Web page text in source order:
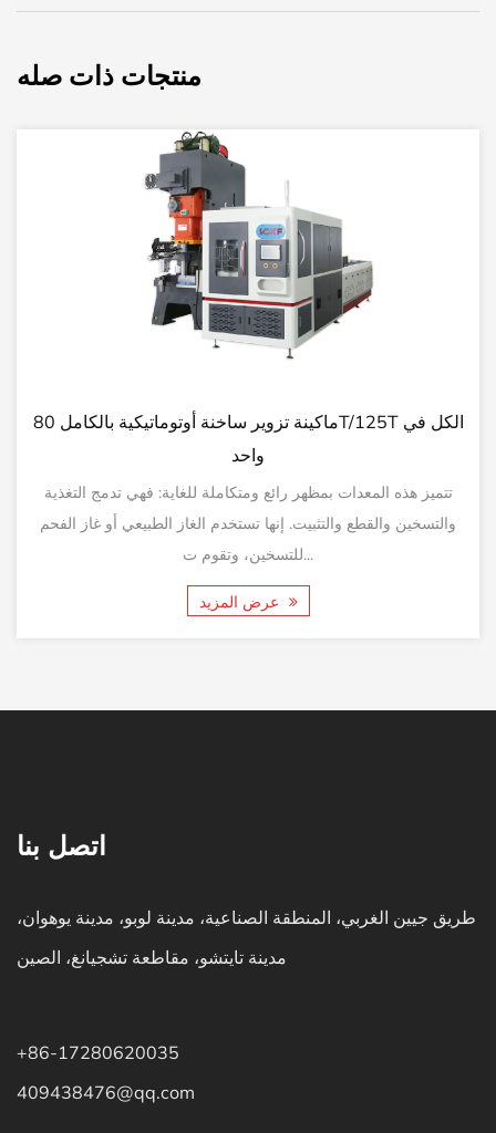
منتجات ذات صله
تتميز هذه المعدات بمظهر رائع ومتكاملة للغاية: فهي تدمج
والتسخين والقطع والتثبيت. إنها تستخدم الغاز الطبيعي أو غاز
للتسخين، وتقوم ت...
عرض المزيد
اتصل بنا
طريق جيين الغربي، المنطقة الصناعية، مدينة لوبو، مدينة يوهوان،
مدينة تايتشو، مقاطعة تشجيانغ، الصين
+86-17280620035
409438476@qq.com